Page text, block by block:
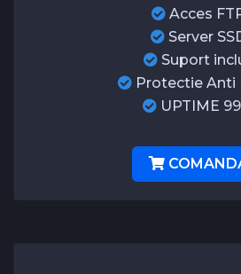
Acces
Server
Suport
Protectie Anti
UPTIME